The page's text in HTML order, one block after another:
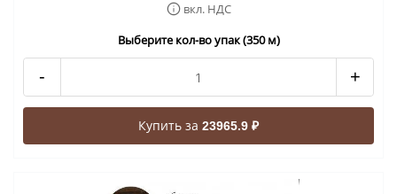
вкл. НДС
Выберите кол-во упак (350 м)
- +
Купить за 23965.9 ₽